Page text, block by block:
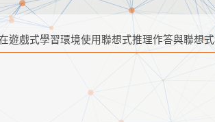
遊戲式學習環境使用聯想式推理作答與聯想